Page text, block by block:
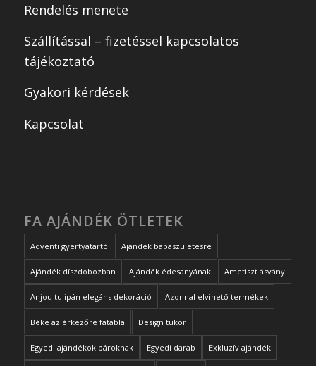
Rendelés menete
Szállítással – fizetéssel kapcsolatos
tájékoztató
Gyakori kérdések
Kapcsolat
FA AJÁNDÉK ÖTLETEK
Adventi gyertyatartó Ajándék babaszületésre
Ajándék díszdobozban Ajándék édesanyának Ametiszt ásvány
Anjou tulipán elegáns dekoráció Azonnal elvihető termékek
Béke az érkezőre fatábla Design tükör
Egyedi ajándékok pároknak Egyedi darab Exkluzív ajándék